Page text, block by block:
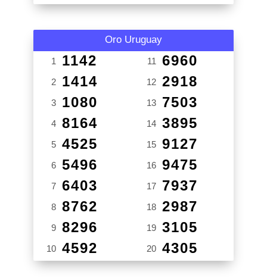
Oro Uruguay
1 1142
2 1414
3 1080
4 8164
5 4525
6 5496
7 6403
8 8762
9 8296
10 4592
11 6960
12 2918
13 7503
14 3895
15 9127
16 9475
17 7937
18 2987
19 3105
20 4305